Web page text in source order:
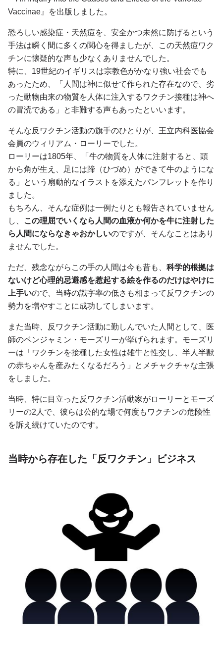
Vaccinae』を出版しました。
恐ろしい感染症・天然痘を、安全かつ未然に防げるという
手法は瞬く間に多くの関心を得ましたが、この天然痘ワク
チンに懐疑的な声も少なくありませんでした。
特に、19世紀のイギリスは宗教色がかなり強い社会でも
あったため、「人間は神に似せて作られた存在なので、劣
った動物由来の物質を人体に注入するワクチン接種は神へ
の冒涜である」と非難する声もあったといいます。
そんな反ワクチン活動の旗手のひとりが、王立内科医協会
会員のウィリアム・ローリーでした。
ローリーは1805年、「牛の物質を人体に注射すると、頭
から角が生え、足には蹄（ひづめ）ができて牛のようにな
る」という扇動的なイラストを添えたパンフレットを作り
ました。
もちろん、そんな症例は一例たりとも報告されていません
し、
この理屈でいくなら人間の血液か何かを牛に注射した
ら人間にならなきゃおかしいのですが、そんなことはあり
ませんでした。
ただ、残念ながらこの手の人間は今も昔も、 科学的根拠は
ないけど心理的忌避感を惹起する絵を作るのだけはやけに
上手いので、当時の識字率の低さも相まって反ワクチンの
勢力を増やすことに成功してしまいます。
また当時、反ワクチン活動に勤しんでいた人間として、医
師のベンジャミン・モーズリーが挙げられます。モーズリ
ーは「ワクチンを接種した女性は雄牛と性交し、半人半獣
の赤ちゃんを産みたくなるだろう」とメチャクチャな主張
をしました。
当時、特に目立った反ワクチン活動家がローリーとモーズ
リーの2人で、彼らは公的な場で何度もワクチンの危険性
を訴え続けていたのです。
当時から存在した「反ワクチン」ビジネス